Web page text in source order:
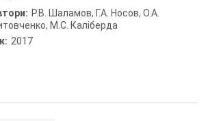
Р.В. Шаламов, Г.А. Носов, О.А.
М.С. Каліберда
2017